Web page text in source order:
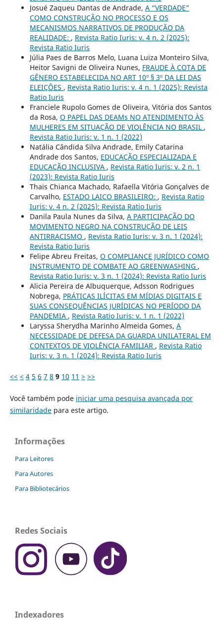
Josué Zaqueu Dantas de Andrade, A “VERDADE”
COMO CONSTRUÇÃO NO PROCESSO E OS
MECANISMOS NARRATIVOS DE PRODUÇÃO DA
REALIDADE: , Revista Ratio Iuris: v. 4 n. 2 (2025):
Revista Ratio Iuris
Júlia Paes de Barros Melo, Luana Luiza Monteiro Silva,
Heitor Savigni de Oliveira Nunes, FRAUDE À COTA DE
GÊNERO ESTABELECIDA NO ART 10º § 3º DA LEI DAS
ELEIÇÕES , Revista Ratio Iuris: v. 4 n. 1 (2025): Revista
Ratio Iuris
Franciele Rupolo Gomes de Oliveira, Vitória dos Santos
da Rosa, O PAPEL DAS DEAMs NO ATENDIMENTO ÀS
MULHERES EM SITUAÇÃO DE VIOLÊNCIA NO BRASIL ,
Revista Ratio Iuris: v. 1 n. 1 (2022)
Natália Cândida Silva Andrade, Emily Catarina
Andrade dos Santos, EDUCAÇÃO ESPECIALIZADA E
EDUCAÇÃO INCLUSIVA , Revista Ratio Iuris: v. 2 n. 1
(2023): Revista Ratio Iuris
Thais Chianca Machado, Rafaella Vitória Gonçalves de
Carvalho, ESTADO LAICO BRASILEIRO: , Revista Ratio
Iuris: v. 4 n. 2 (2025): Revista Ratio Iuris
Danila Paula Nunes da Silva, A PARTICIPAÇÃO DO
MOVIMENTO NEGRO NA CONSTRUÇÃO DE LEIS
ANTIRRACISMO , Revista Ratio Iuris: v. 3 n. 1 (2024):
Revista Ratio Iuris
Felipe Abreu Freitas, O COMPLIANCE JURÍDICO COMO
INSTRUMENTO DE COMBATE AO GREENWASHING ,
Revista Ratio Iuris: v. 3 n. 1 (2024): Revista Ratio Iuris
Alicia Pereira de Albuquerque, Adsson Rodrigues
Nobrega, PRÁTICAS ILÍCITAS EM MÍDIAS DIGITAIS E
SUAS CONSEQUÊNCIAS JURÍDICAS NO PERÍODO DA
PANDEMIA , Revista Ratio Iuris: v. 1 n. 1 (2022)
Laryssa Sherydha Marinho Almeida Gomes, A
NECESSIDADE DE DEFESA DA GUARDA UNILATERAL EM
CONTEXTOS DE VIOLÊNCIA FAMILIAR , Revista Ratio
Iuris: v. 3 n. 1 (2024): Revista Ratio Iuris
<< < 4 5 6 7 8 9 10 11 > >>
Você também pode iniciar uma pesquisa avançada por
similaridadepara este artigo.
Informações
Para Leitores
Para Autores
Para Bibliotecários
Redes Sociais
Indexadores